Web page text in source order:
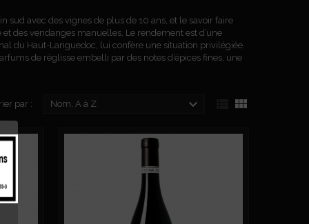
sud avec des vignes de plus de 10 ans, et le savoir faire
des vendanges manuelles. Le rendement est d’une
du Haut-Languedoc, lui confère une situation privilégiée.
de réglisse embelli par des notes d’épices fines, une
par : Nom, A à Z  